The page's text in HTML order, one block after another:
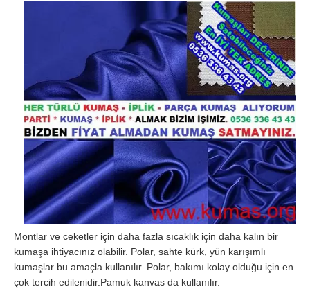
Montlar ve ceketler için daha fazla sıcaklık için daha kalın bir
kumaşa ihtiyacınız olabilir. Polar, sahte kürk, yün karışımlı
kumaşlar bu amaçla kullanılır. Polar, bakımı kolay olduğu için en
çok tercih edilenidir.Pamuk kanvas da kullanılır.